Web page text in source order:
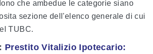
che ambedue le categorie siano
sezione dell'elenco generale di cui
TUBC.
Prestito Vitalizio Ipotecario: